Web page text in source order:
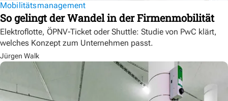
Mobilitätsmanagement
So gelingt der Wandel in der Firmenmobilität
Elektroflotte, ÖPNV-Ticket oder Shuttle: Studie von PwC klärt,
welches Konzept zum Unternehmen passt.
Jürgen Walk